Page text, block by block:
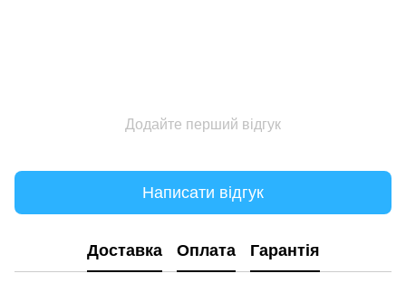
Додайте перший відгук
Написати відгук
Доставка Оплата Гарантія